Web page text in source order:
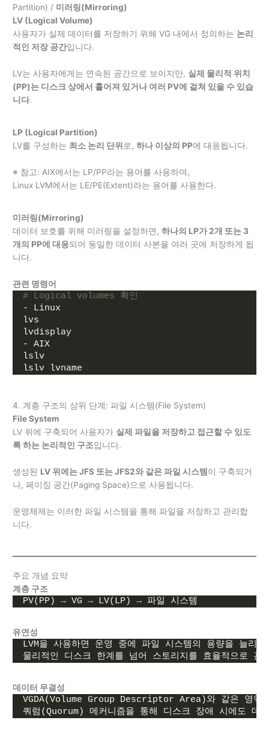
Partition) / 미러링(Mirroring)
LV (Logical Volume)
사용자가 실제 데이터를 저장하기 위해 VG 내에서 정의하는 논리
적인 저장 공간입니다.
LV는 사용자에게는 연속된 공간으로 보이지만, 실제 물리적 위치
(PP)는 디스크 상에서 흩어져 있거나 여러 PV에 걸쳐 있을 수 있습
니다.
LP (Logical Partition)
LV를 구성하는 최소 논리 단위 로,하나 이상의 PP에 대응됩니다.
※ 참고: AIX에서는 LP/PP라는 용어를 사용하며,
Linux LVM에서는 LE/PE(Extent)라는 용어를 사용한다.
미러링(Mirroring)
데이터 보호를 위해 미러링을 설정하면,하나의 LP가 2개 또는 3
개의 PP에 대응되어 동일한 데이터 사본을 여러 곳에 저장하게 됩
니다.
관련 명령어
# Logical volumes 확인
- Linux
lvs
lvdisplay
- AIX
lslv
lslv lvname
4. 계층 구조의 상위 단계: 파일 시스템(File System)
File System
LV 위에 구축되어 사용자가 실제 파일을 저장하고 접근할 수 있도
록 하는 논리적인 구조입니다.
생성된 LV 위에는 JFS 또는 JFS2와 같은 파일 시스템 이 구축되거
나, 페이징 공간(Paging Space)으로 사용됩니다.
운영체제는 이러한 파일 시스템을 통해 파일을 저장하고 관리합
니다.
주요 개념 요약
계층 구조
PV(PP) → VG → LV(LP) → 파일 시스템
유연성
LVM을 사용하면 운영 중에 파일 시스템의 용량을 늘리
물리적인 디스크 한계를 넘어 스토리지를 효율적으로 관
데이터 무결성
VGDA(Volume Group Descriptor Area)와 같은 영역
쿼럼(Quorum) 메커니즘을 통해 디스크 장애 시에도 데